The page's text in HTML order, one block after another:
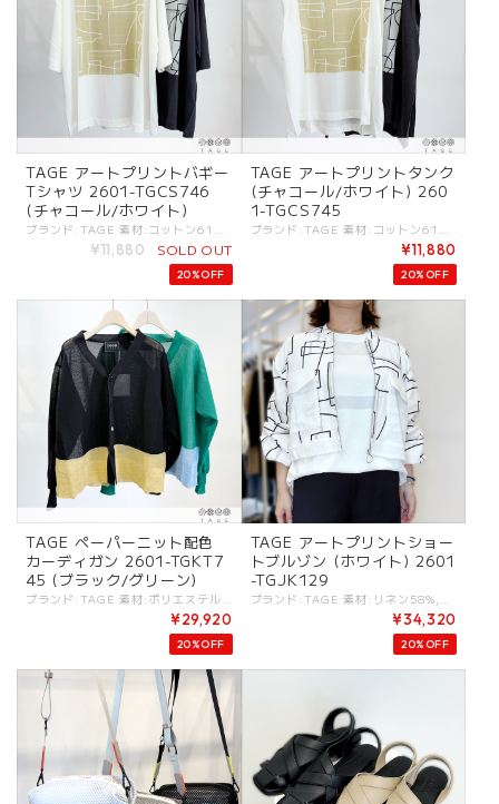
TAGE アートプリントバギー
Tシャツ 2601-TGCS746
(チャコール/ホワイト)
¥11,880 SOLD OUT
20%OFF
TAGE アートプリントタンク
(チャコール/ホワイト) 260
1-TGCS745
¥11,880
20%OFF
TAGE ペーパーニット配色
カーディガン 2601-TGKT7
45 (ブラック/グリーン)
ブランド:TAGE 素材:ポリエステル77%,ラミー23%. カラー:・ブラック×イエロー ・グリーン×ブルー サイズ:[38].肩幅:54cm/着丈:60cm/袖丈:58cm/バスト:112cm/ - 麻とポリエステルを組み合わせたシャリ感が特徴のニット素材。 紙のようなドライで肌離れの良いニットカーディガン。 裾は配色の切り替えデザイン。 後ろ裾にスリット。 #TAGE #タージュ -TAGE- MINIMALISM：コントラストが特徴のシンプルな表現. FUNCTIONAL：ボディの動きに寄りそうパターン. CLEAN：洗練されたディテールとクリーンなシルエット. これらがKEYとなる[TAGE]のデザインフィロソフィ。 - - - - - [ＴＡＧＥ]は高田祐子による東京をベースにしているレディスウェアブランド。 ミニマルアートやドローイングから影響を受けたコレクションが多く、デザインは不規則な変化・カラーコンビネーション・切り替えテクニックなどのコントラストが特徴のシンプルな表現を基本としている。 ----------- ※商品カラーは撮影時の光や閲覧環境によって、実際の商品と若干異なる場合がございます ※平置き採寸となりますので、多少の誤差が生じる場合がございます。 (ニットなど製品上、伸縮性があるものも伸ばさずに計測) ※タグ記載の注意事項、洗濯表示を必ずお読みください。 ☆その他気になる点はお気軽にご連絡ください☆ tage-2601tgkt745
¥29,920
20%OFF
TAGE アートプリントショー
トブルゾン (ホワイト) 2601
-TGJK129
ブランド:TAGE 素材:リネン58%,ビスコース39%,ポリウレタン3%. カラー:・ホワイト サイズ:[38].肩幅:52cm/着丈:54.5cm/袖丈:59.2cm/バスト:123cm/ - リネンのナチュラルな風合いとストレッチの効いたミックス素材。 アーティなプリントを施したショートブルゾン。 袖は立体的なパターンでボリュームあるつくり。 #TAGE #タージュ -TAGE- MINIMALISM：コントラストが特徴のシンプルな表現. FUNCTIONAL：ボディの動きに寄りそうパターン. CLEAN：洗練されたディテールとクリーンなシルエット. これらがKEYとなる[TAGE]のデザインフィロソフィ。 - - - - - [ＴＡＧＥ]は高田祐子による東京をベースにしているレディスウェアブランド。 ミニマルアートやドローイングから影響を受けたコレクションが多く、デザインは不規則な変化・カラーコンビネーション・切り替えテクニックなどのコントラストが特徴のシンプルな表現を基本としている。 ----------- ※商品カラーは撮影時の光や閲覧環境によって、実際の商品と若干異なる場合がございます ※平置き採寸となりますので、多少の誤差が生じる場合がございます。 (ニットなど製品上、伸縮性があるものも伸ばさずに計測) ※タグ記載の注意事項、洗濯表示を必ずお読みください。 ☆その他気になる点はお気軽にご連絡ください☆ tage-2601tgjk129
¥34,320
20%OFF